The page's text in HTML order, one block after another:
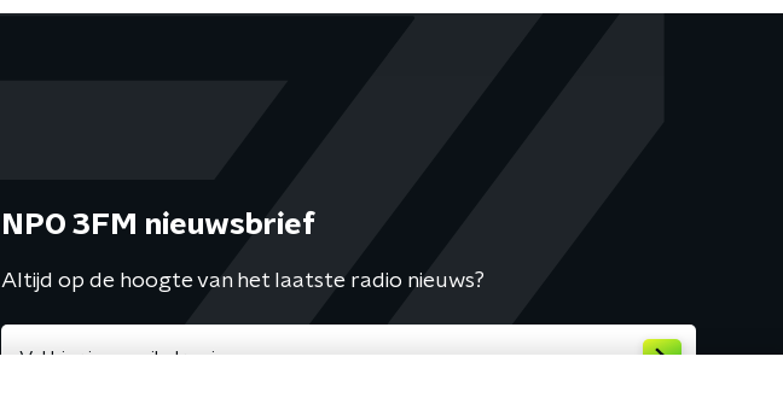
NPO 3FM nieuwsbrief
Altijd op de hoogte van het laatste radio nieuws?